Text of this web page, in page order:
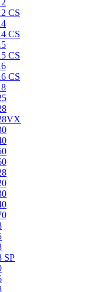
CS
CS
CS
CS
SP